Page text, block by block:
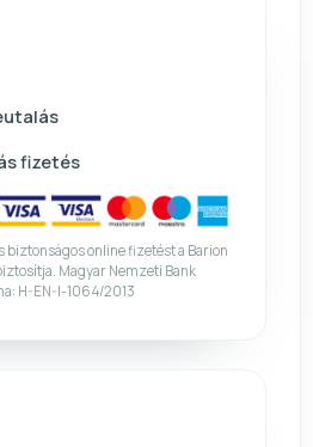
fizetés
biztonságos online fizetést a Barion
Magyar Nemzeti Bank
H-EN-I-1064/2013